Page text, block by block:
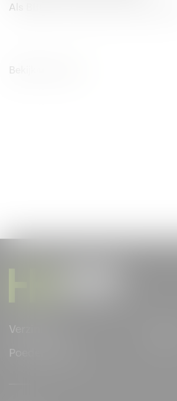
Als BBL’er kan je bij Hop alle kanten
Bekijk vacature
Verzinken
Poedercoaten